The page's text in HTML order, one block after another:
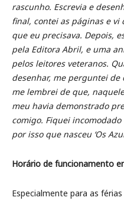
rascunho. Escrevia e
final, contei as páginas e
que eu precisava. Depois,
pela Editora Abril, e uma
pelos leitores veteranos.
desenhar, me perguntei de
me lembrei de que,
meu havia demonstrado
comigo. Fiquei
por isso que nasceu ‘Os
Horário de funcionamento
Especialmente para as